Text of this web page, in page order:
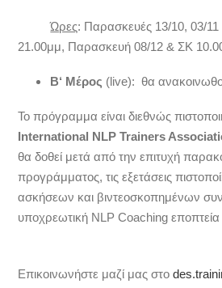
Ώρες: Παρασκευές 13/10, 03/11
21.00μμ, Παρασκευή 08/12 & ΣΚ
Β‘ Μέρος (live): θα
Το πρόγραμμα είναι διεθνώς
International NLP Trainers
θα δοθεί μετά από την επιτυχή
προγράμματος, τις εξετάσεις
ασκήσεων και βιντεοσκοπημένων
υποχρεωτική NLP Coaching εποπτεία
Επικοινωνήστε μαζί μας στο